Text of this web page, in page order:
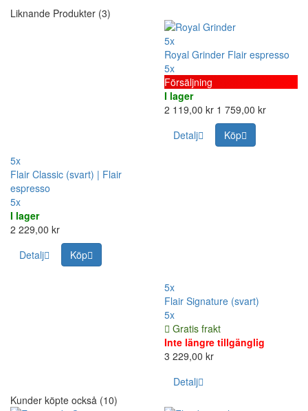
Liknande Produkter (3)
5x
Flair Classic (svart) | Flair
espresso
5x
I lager
2 229,00 kr
Detalj
Köp
5x
Royal Grinder Flair espresso
5x
Försäljning
I lager
2 119,00 kr 1 759,00 kr
Detalj
Köp
5x
Flair Signature (svart)
5x
Gratis frakt
Inte längre tillgänglig
3 229,00 kr
Detalj
Kunder köpte också (10)